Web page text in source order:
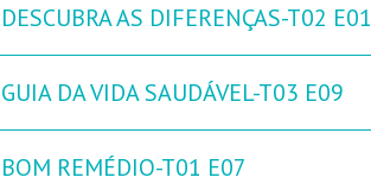
DESCUBRA AS DIFERENÇAS-T02 E01
GUIA DA VIDA SAUDÁVEL-T03 E09
BOM REMÉDIO-T01 E07